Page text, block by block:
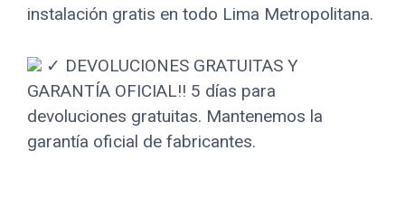
instalación gratis en todo Lima Metropolitana.
✓ DEVOLUCIONES GRATUITAS Y
GARANTÍA OFICIAL!! 5 días para
devoluciones gratuitas. Mantenemos la
garantía oficial de fabricantes.